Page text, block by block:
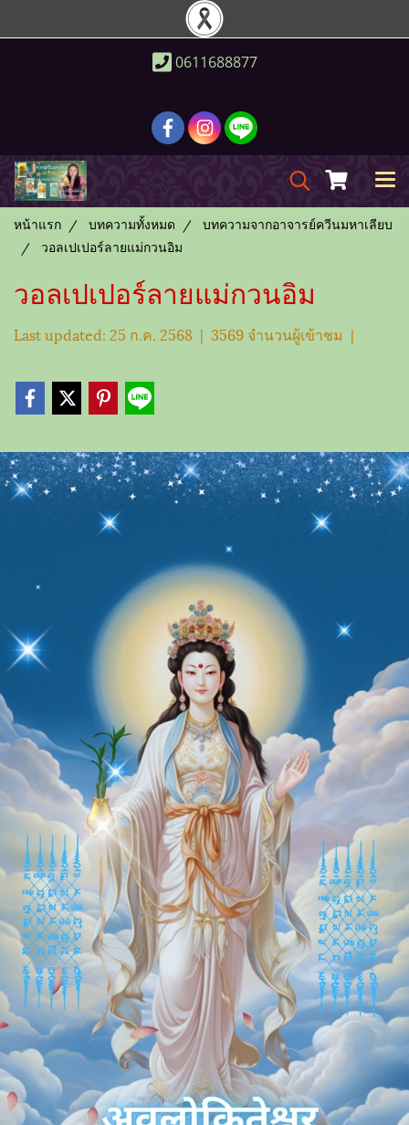
0611688877
หน้าแรก บทความทั้งหมด
บทความจากอาจารย์ควีนมหาเลียบ
วอลเปเปอร์ลายแม่กวนอิม
วอลเปเปอร์ลายแม่กวนอิม
Last updated: 25 ก.ค. 2568 | 3569 จำนวนผู้เข้าชม |